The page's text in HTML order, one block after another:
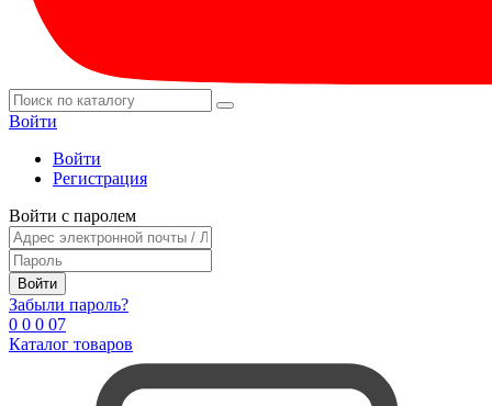
Войти
Войти
Регистрация
Войти с паролем
Войти
Забыли пароль?
0 0 0 07
Каталог товаров